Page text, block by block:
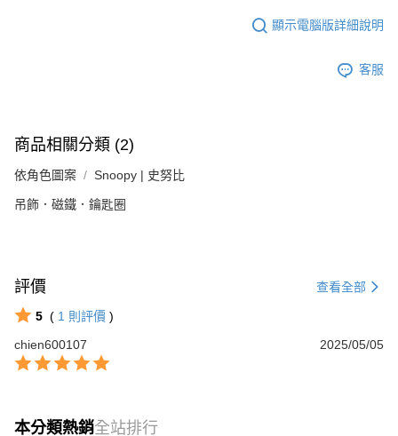
顯示電腦版詳細說明
客服
商品相關分類 (2)
依角色圖案 Snoopy | 史努比
吊飾．磁鐵．鑰匙圈
評價 查看全部
5 ( 1 則評價 )
chien600107
2025/05/05
本分類熱銷全站排行